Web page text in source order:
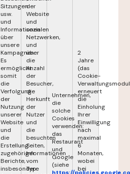
Sitzungen
usw.
und
Informationen
über
unsere
Kampagnen.
Es
ermöglicht
somit
die
Verfolgung
der
Nutzung
unserer
Website
und
die
Erstellung
zugehöriger
Berichte,
insbesondere
der
Website
und
sozialen
Netzwerken,
und
über
die
Anzahl
der
Besucher,
die
Herkunft
der
Nutzer
und
die
besuchten
Seiten,
Informationen
vom
Typ
Unternehmen,
die
solche
Cookies
verwenden:
das
Restaurant
und
Google
(siehe
2
Jahre
(das
Cookie-
Verwaltungsmodul
erneuert
die
Einholung
Ihrer
Einwilligung
nach
maximal
6
Monaten,
wobei
bei